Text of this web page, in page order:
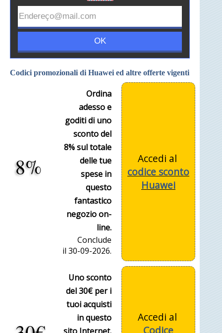
Codici promozionali di Huawei ed altre offerte vigenti
8%
Ordina
adesso e
goditi di uno
sconto del
8% sul totale
delle tue
spese in
questo
fantastico
negozio on-
line.
Conclude
il 30-09-2026.
Accedi al
codice sconto
Huawei
Uno sconto
del 30€ per i
tuoi acquisti
in questo
Accedi al